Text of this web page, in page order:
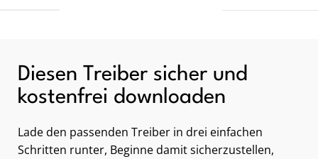
Diesen Treiber sicher und
kostenfrei downloaden
Lade den passenden Treiber in drei einfachen
Schritten runter, Beginne damit sicherzustellen,